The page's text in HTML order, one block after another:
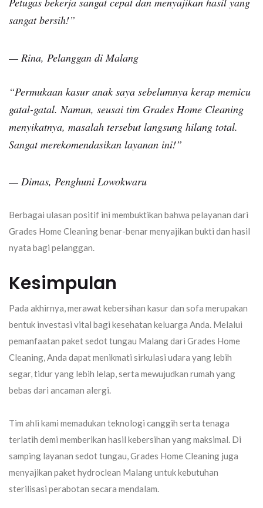
sangat bersih!”
— Rina, Pelanggan di Malang
“Permukaan kasur anak saya sebelumnya kerap memicu
gatal-gatal. Namun, seusai tim Grades Home Cleaning
menyikatnya, masalah tersebut langsung hilang total.
Sangat merekomendasikan layanan ini!”
— Dimas, Penghuni Lowokwaru
Berbagai ulasan positif ini membuktikan bahwa pelayanan dari
Grades Home Cleaningbenar-benar menyajikan bukti dan hasil
nyata bagi pelanggan.
Kesimpulan
Pada akhirnya, merawat kebersihan kasur dan sofa merupakan
bentuk investasi vital bagi kesehatan keluarga Anda. Melalui
pemanfaatan paketsedot tungau Malangdari Grades Home
Cleaning, Anda dapat menikmati sirkulasi udara yang lebih
segar, tidur yang lebih lelap, serta mewujudkan rumah yang
bebas dari ancaman alergi.
Tim ahli kami memadukan teknologi canggih serta tenaga
terlatih demi memberikan hasil kebersihan yang maksimal. Di
samping layanan sedot tungau,Grades Home Cleaning juga
menyajikan pakethydroclean Malanguntuk kebutuhan
sterilisasi perabotan secara mendalam.